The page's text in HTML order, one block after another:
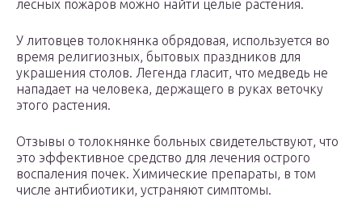
лесных пожаров можно найти целые растения.
У литовцев толокнянка обрядовая, используется во
время религиозных, бытовых праздников для
украшения столов. Легенда гласит, что медведь не
нападает на человека, держащего в руках веточку
этого растения.
Отзывы о толокнянке больных свидетельствуют, что
это эффективное средство для лечения острого
воспаления почек. Химические препараты, в том
числе антибиотики, устраняют симптомы.